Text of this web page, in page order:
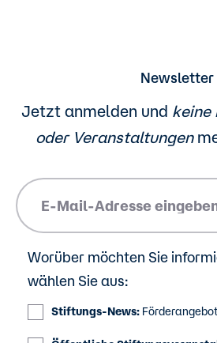
Newsletter
Jetzt anmelden und keine
oder Veranstaltungen
Worüber möchten Sie
wählen Sie aus:
Stiftungs-News: